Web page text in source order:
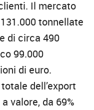
Il mercato
tonnellate
di circa 490
99.000
di euro.
dell’export
valore, da 69%